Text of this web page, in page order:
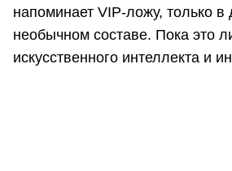
напоминает VIP-ложу, только в
необычном составе. Пока это
искусственного интеллекта и